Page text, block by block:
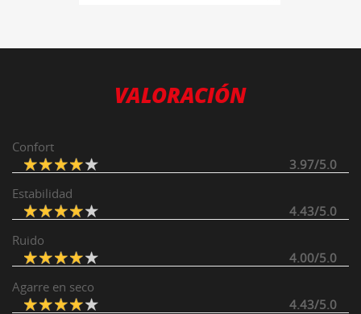
VALORACIÓN
Confort
3.97/5.0
Estabilidad
4.43/5.0
Ruido
4.00/5.0
Agarre en seco
4.43/5.0